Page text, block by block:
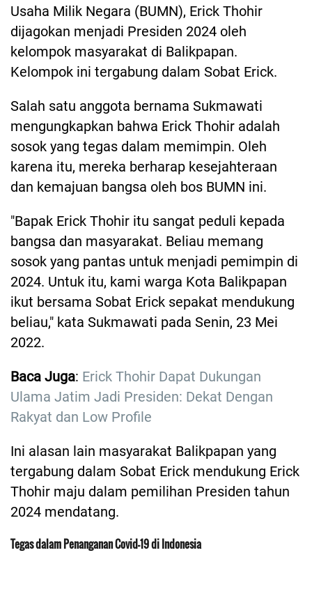
Usaha Milik Negara (BUMN), Erick Thohir
dijagokan menjadi Presiden 2024 oleh
kelompok masyarakat di Balikpapan.
Kelompok ini tergabung dalam Sobat Erick.
Salah satu anggota bernama Sukmawati
mengungkapkan bahwa Erick Thohir adalah
sosok yang tegas dalam memimpin. Oleh
karena itu, mereka berharap kesejahteraan
dan kemajuan bangsa oleh bos BUMN ini.
"Bapak Erick Thohir itu sangat peduli kepada
bangsa dan masyarakat. Beliau memang
sosok yang pantas untuk menjadi pemimpin di
2024. Untuk itu, kami warga Kota Balikpapan
ikut bersama Sobat Erick sepakat mendukung
beliau," kata Sukmawati pada Senin, 23 Mei
2022.
Baca Juga: Erick Thohir Dapat Dukungan
Ulama Jatim Jadi Presiden: Dekat Dengan
Rakyat dan Low Profile
Ini alasan lain masyarakat Balikpapan yang
tergabung dalam Sobat Erick mendukung Erick
Thohir maju dalam pemilihan Presiden tahun
2024 mendatang.
Tegas dalam Penanganan Covid-19 di Indonesia